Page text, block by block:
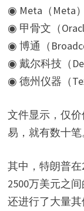
◉ Meta（Meta）
◉ 甲骨文（
◉ 博通（
◉ 戴尔科技（
◉ 德州仪器（
文件显示，仅
易，就有数十笔
其中，特朗普
2500万美元之
还进行了大量其